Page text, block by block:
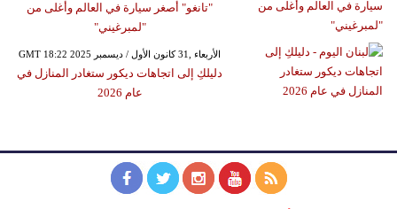
"تانغو" أصغر سيارة في العالم وأغلى من
"لمبرغيني"
GMT 18:22 2025 الأربعاء ,31 كانون الأول / ديسمبر
دليلكِ إلى اتجاهات ديكور ستغادر المنازل في
عام 2026